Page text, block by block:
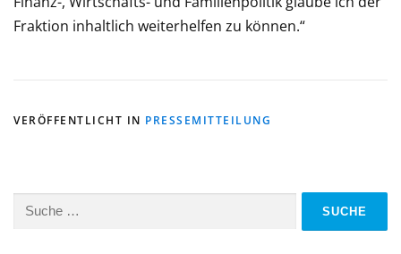
Fraktion inhaltlich weiterhelfen zu können.“
VERÖFFENTLICHT IN PRESSEMITTEILUNG
Suche